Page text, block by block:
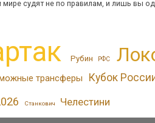
судят не по правилам, и лишь вы
Рубин РФС
трансферы Кубок
Станкович Челестини